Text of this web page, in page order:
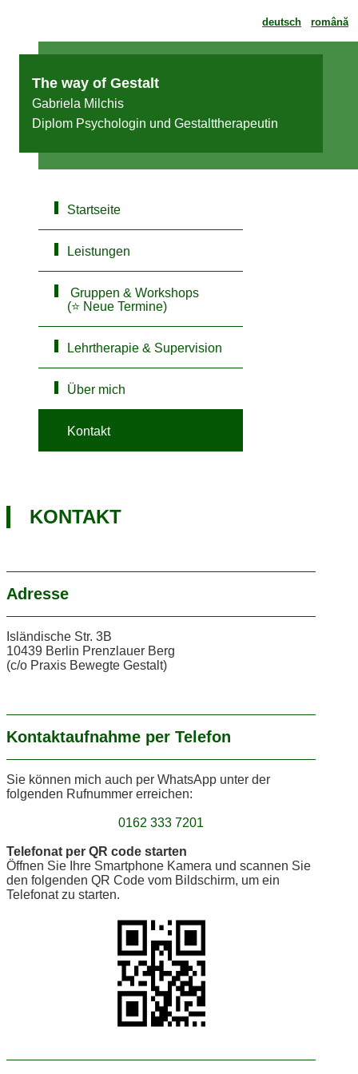
deutsch română
The way of Gestalt
Gabriela Milchis
Diplom Psychologin und Gestalttherapeutin
Startseite
Leistungen
Gruppen & Workshops
(⭐ Neue Termine)
Lehrtherapie & Supervision
Über mich
Kontakt
KONTAKT
Adresse
Isländische Str. 3B
10439 Berlin Prenzlauer Berg
(c/o Praxis Bewegte Gestalt)
Kontaktaufnahme per Telefon
Sie können mich auch per WhatsApp unter der
folgenden Rufnummer erreichen:
0162 333 7201
Telefonat per QR code starten
Öffnen Sie Ihre Smartphone Kamera und scannen Sie
den folgenden QR Code vom Bildschirm, um ein
Telefonat zu starten.